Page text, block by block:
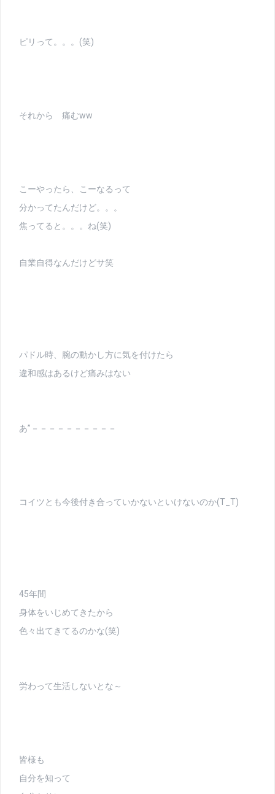
ピリって。。。(笑)
それから 痛むww
こーやったら、こーなるって
分かってたんだけど。。。
焦ってると。。。ね(笑)
自業自得なんだけどサ笑
パドル時、腕の動かし方に気を付けたら
違和感はあるけど痛みはない
あ”－－－－－－－－－－
コイツとも今後付き合っていかないといけないのか(T_T)
45年間
身体をいじめてきたから
色々出てきてるのかな(笑)
労わって生活しないとな～
皆様も
自分を知って